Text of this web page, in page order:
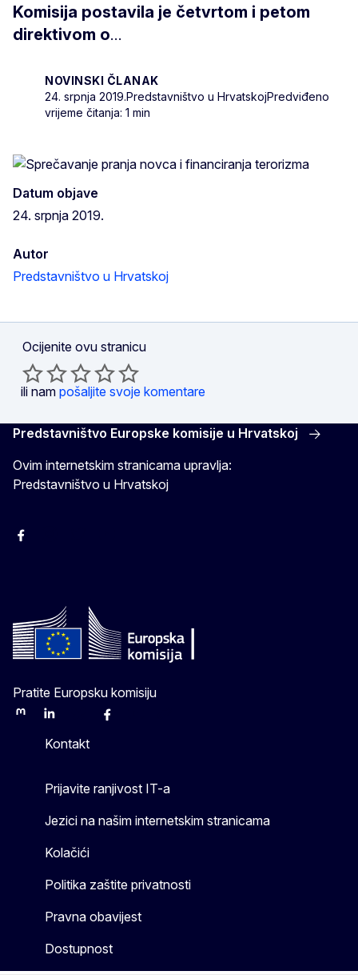
Komisija postavila je četvrtom i petom
direktivom o...
NOVINSKI ČLANAK
24. srpnja 2019.Predstavništvo u HrvatskojPredviđeno
vrijeme čitanja: 1 min
Datum objave
24. srpnja 2019.
Autor
Predstavništvo u Hrvatskoj
Ocijenite ovu stranicu
ili nam pošaljite svoje komentare
Predstavništvo Europske komisije u Hrvatskoj
Ovim internetskim stranicama upravlja:
Predstavništvo u Hrvatskoj
Facebook
Pratite Europsku komisiju
MastodonLinkedInBlueskyFacebook
Kontakt
Prijavite ranjivost IT-a
Jezici na našim internetskim stranicama
Kolačići
Politika zaštite privatnosti
Pravna obavijest
Dostupnost